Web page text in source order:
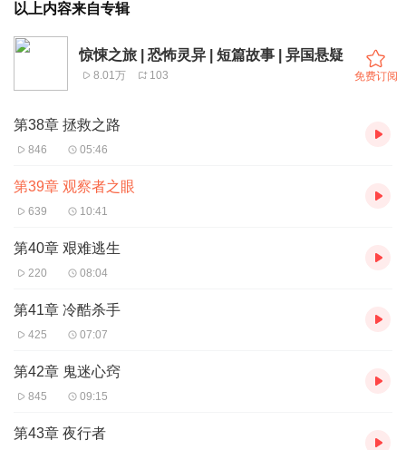
以上内容来自专辑
惊悚之旅 | 恐怖灵异 | 短篇故事 | 异国悬疑
8.01万 103 免费订阅
第38章 拯救之路
846 05:46
第39章 观察者之眼
639 10:41
第40章 艰难逃生
220 08:04
第41章 冷酷杀手
425 07:07
第42章 鬼迷心窍
845 09:15
第43章 夜行者